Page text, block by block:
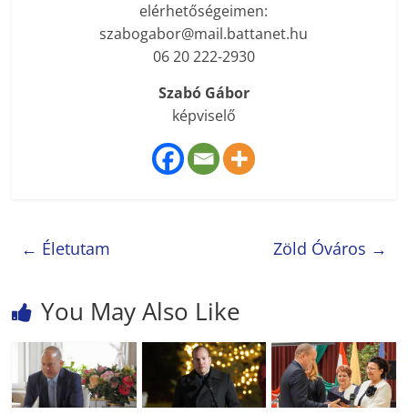
elérhetőségeimen:
szabogabor@mail.battanet.hu
06 20 222-2930
Szabó Gábor
képviselő
← Életutam Zöld Óváros →
You May Also Like